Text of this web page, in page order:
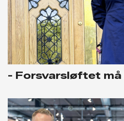
- Forsvarsløftet må